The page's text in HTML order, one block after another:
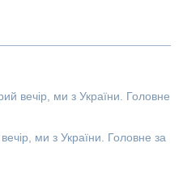
вечір, ми з України. Головне
ми з України. Головне за